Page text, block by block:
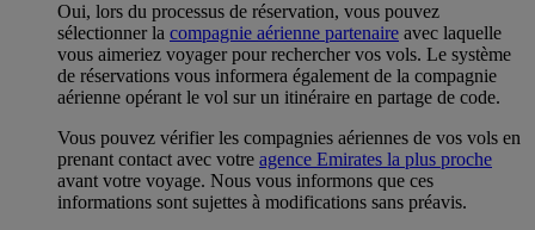
Oui, lors du processus de réservation, vous pouvez
sélectionner la compagnie aérienne partenaire avec laquelle
vous aimeriez voyager pour rechercher vos vols. Le système
de réservations vous informera également de la compagnie
aérienne opérant le vol sur un itinéraire en partage de code.
Vous pouvez vérifier les compagnies aériennes de vos vols en
prenant contact avec votre agence Emirates la plus proche
avant votre voyage. Nous vous informons que ces
informations sont sujettes à modifications sans préavis.